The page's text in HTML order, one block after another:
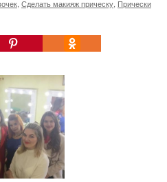
Сделать макияж прическу Прически